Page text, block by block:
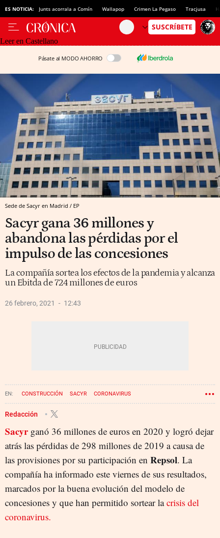
ES NOTICIA: Junts acorrala a Comín Wallapop Crimen La Pegaso Tracjusa
Leer en Castellano
Pásate al MODO AHORRO
Sede de Sacyr en Madrid / EP
Sacyr gana 36 millones y
abandona las pérdidas por el
impulso de las concesiones
La compañía sortea los efectos de la pandemia y alcanza
un Ebitda de 724 millones de euros
26 febrero, 2021 12:43
CONSTRUCCIÓN SACYR CORONAVIRUS
Redacción
Sacyrganó 36 millones de euros en 2020 y logró dejar
atrás las pérdidas de 298 millones de 2019 a causa de
las provisiones por su participación en Repsol. La
compañía ha informado este viernes de sus resultados,
marcados por la buena evolución del modelo de
concesiones y que han permitido sortear lacrisis del
coronavirus.